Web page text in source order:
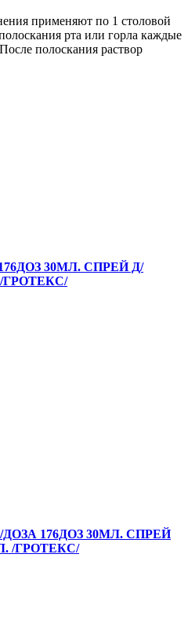
применяют по 1 столовой
рта или горла каждые
полоскания раствор
30МЛ. СПРЕЙ Д/
ГРОТЕКС/
176ДОЗ 30МЛ. СПРЕЙ
/ГРОТЕКС/